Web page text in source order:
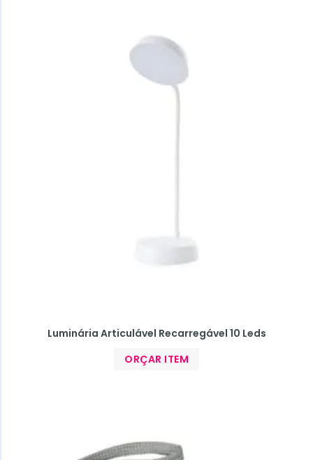
Luminária Articulável Recarregável 10 Leds
ORÇAR ITEM